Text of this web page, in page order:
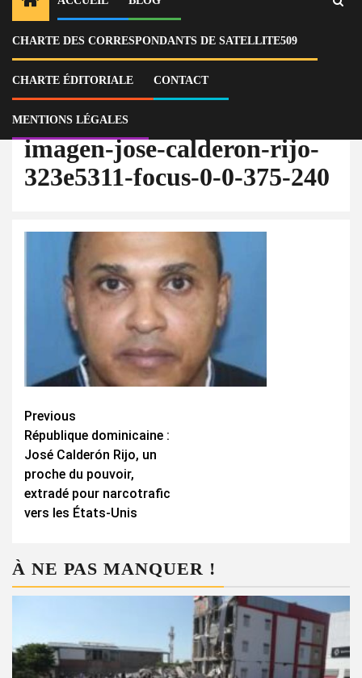
CHARTE DES CORRESPONDANTS DE SATELLITE509
CHARTE ÉDITORIALE CONTACT
MENTIONS LÉGALES
Home
Actu
République dominicaine : José Calderón Rijo, un proche du pouvoir,
extradé pour narcotrafic vers les États-Unis
imagen-jose-calderon-rijo-
323e5311-focus-0-0-375-240
Continue
Reading
Previous
République dominicaine :
José Calderón Rijo, un
proche du pouvoir,
extradé pour narcotrafic
vers les États-Unis
À NE PAS MANQUER !